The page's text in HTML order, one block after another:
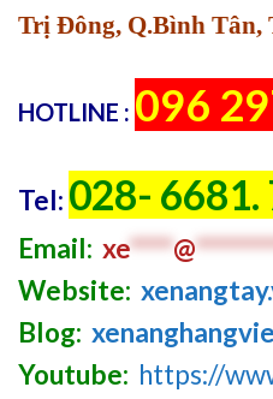
Trị Đông, Q.Bình Tân,
HOTLINE : 096
Tel: 028- 6681.
Email: xe****@
Website:
Blog:
Youtube: https://